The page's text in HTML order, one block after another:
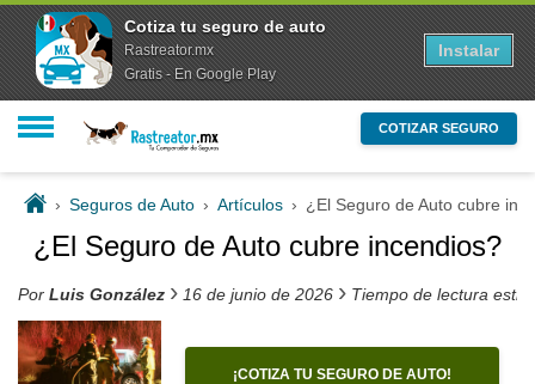
COTIZAR SEGURO
› Seguros de Auto › Artículos › ¿El Seguro de Auto cubre
¿El Seguro de Auto cubre incendios?
Por Luis González › 16 de junio de 2026 › Tiempo de lectura
¡COTIZA TU SEGURO DE AUTO!
Cotiza tu seguro de auto
Rastreator.mx
Gratis - En Google Play
Instalar